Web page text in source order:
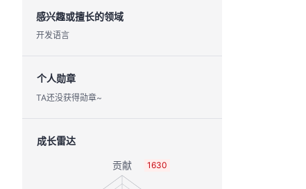
感兴趣或擅长的领域
开发语言
个人勋章
TA还没获得勋章~
成长雷达
1630